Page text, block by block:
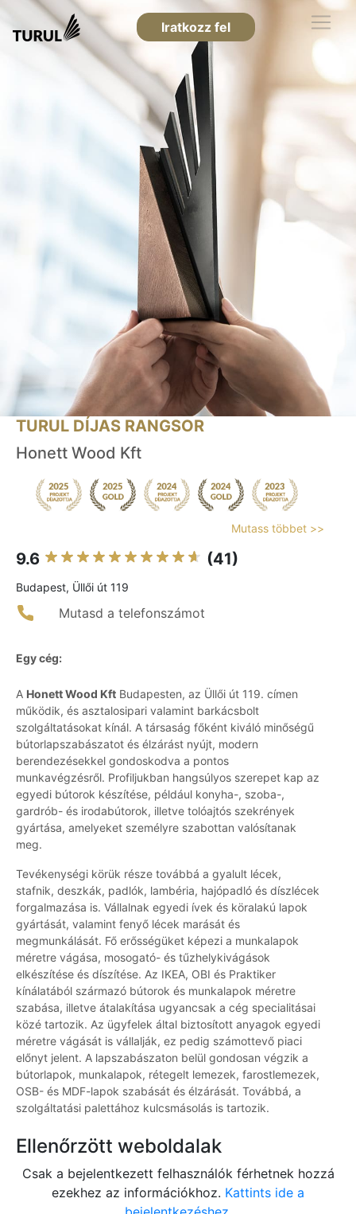
Iratkozz fel
TURUL DÍJAS RANGSOR
Honett Wood Kft
Mutass többet >>
9.6 (41)
Budapest, Üllői út 119
Mutasd a telefonszámot
Egy cég:
A Honett Wood Kft Budapesten, az Üllői út 119. címen
működik, és asztalosipari valamint barkácsbolt
szolgáltatásokat kínál. A társaság főként kiváló minőségű
bútorlapszabászatot és élzárást nyújt, modern
berendezésekkel gondoskodva a pontos
munkavégzésről. Profiljukban hangsúlyos szerepet kap az
egyedi bútorok készítése, például konyha-, szoba-,
gardrób- és irodabútorok, illetve tolóajtós szekrények
gyártása, amelyeket személyre szabottan valósítanak
meg.
Tevékenységi körük része továbbá a gyalult lécek,
stafnik, deszkák, padlók, lambéria, hajópadló és díszlécek
forgalmazása is. Vállalnak egyedi ívek és köralakú lapok
gyártását, valamint fenyő lécek marását és
megmunkálását. Fő erősségüket képezi a munkalapok
méretre vágása, mosogató- és tűzhelykivágások
elkészítése és díszítése. Az IKEA, OBI és Praktiker
kínálatából származó bútorok és munkalapok méretre
szabása, illetve átalakítása ugyancsak a cég specialitásai
közé tartozik. Az ügyfelek által biztosított anyagok egyedi
méretre vágását is vállalják, ez pedig számottevő piaci
előnyt jelent. A lapszabászaton belül gondosan végzik a
bútorlapok, munkalapok, rétegelt lemezek, farostlemezek,
OSB- és MDF-lapok szabását és élzárását. Továbbá, a
szolgáltatási palettához kulcsmásolás is tartozik.
Ellenőrzött weboldalak
Csak a bejelentkezett felhasználók férhetnek hozzá
ezekhez az információkhoz. Kattints ide a